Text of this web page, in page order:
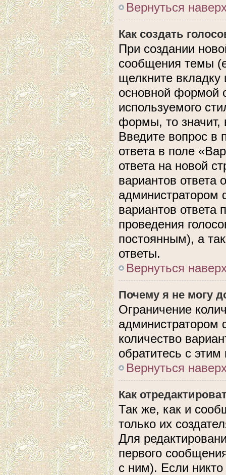
Вернуться
Как создать
При создании
сообщения темы
щелкните
основной формой
используемого
формы, то значит,
Введите вопрос в
ответа в поле
ответа на новой
вариантов ответа
администратором
вариантов ответа
проведения
постоянным), а
ответы.
Вернуться
Почему я не могу
Ограничение
количество
обратитесь с
Вернуться
Как
Так же, как и
только их
Для
первого
с ним). Если